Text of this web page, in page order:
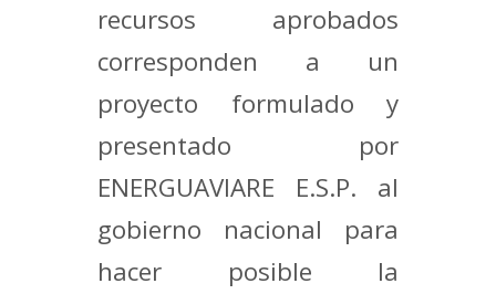
recursos aprobados
corresponden a un
proyecto formulado y
presentado por
ENERGUAVIARE E.S.P. al
gobierno nacional para
hacer posible la